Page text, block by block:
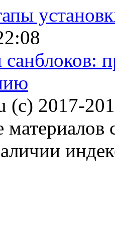
(c) 2017-